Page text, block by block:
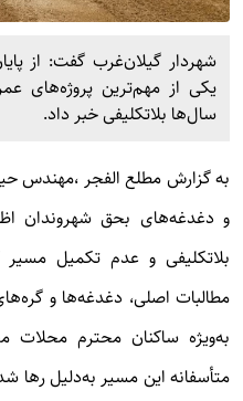
شهردار گیلان‌غرب گفت: از
یکی از مهم‌ترین پروژه‌های
سال‌ها بلاتکلیفی خبر داد.
به گزارش مطلع الفجر ،مهندس
و دغدغه‌های بحق شهروندان
بلاتکلیفی و عدم تکمیل
مطالبات اصلی، دغدغه‌ها و
به‌ویژه ساکنان محترم محلات
متأسفانه این مسیر به‌دلیل